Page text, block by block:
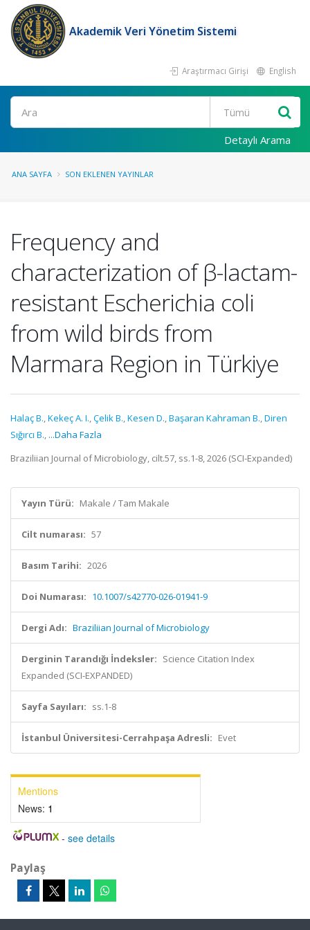
Akademik Veri Yönetim Sistemi
Araştırmacı Girişi English
Ara
Detaylı Arama
ANA SAYFA SON EKLENEN YAYINLAR
Frequency and
characterization of β-lactam-
resistant Escherichia coli
from wild birds from
Marmara Region in Türkiye
Halaç B.,Kekeç A. I.,Çelik B.,Kesen D.,Başaran Kahraman B.,Diren
Sığırcı B., ...Daha Fazla
Braziliian Journal of Microbiology, cilt.57, ss.1-8, 2026 (SCI-Expanded)
Yayın Türü: Makale / Tam Makale
Cilt numarası: 57
Basım Tarihi: 2026
Doi Numarası: 10.1007/s42770-026-01941-9
Dergi Adı: Braziliian Journal of Microbiology
Derginin Tarandığı İndeksler: Science Citation Index
Expanded (SCI-EXPANDED)
Sayfa Sayıları: ss.1-8
İstanbul Üniversitesi-Cerrahpaşa Adresli: Evet
Mentions
News: 1
- see details
Paylaş